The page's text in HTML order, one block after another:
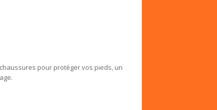
pour protéger vos pieds, un